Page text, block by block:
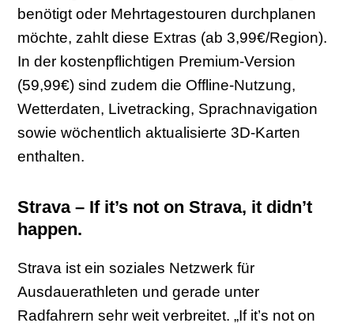
benötigt oder Mehrtagestouren durchplanen
möchte, zahlt diese Extras (ab 3,99€/Region).
In der kostenpflichtigen Premium-Version
(59,99€) sind zudem die Offline-Nutzung,
Wetterdaten, Livetracking, Sprachnavigation
sowie wöchentlich aktualisierte 3D-Karten
enthalten.
Strava – If it’s not on Strava, it didn’t
happen.
Strava ist ein soziales Netzwerk für
Ausdauerathleten und gerade unter
Radfahrern sehr weit verbreitet. „If it’s not on